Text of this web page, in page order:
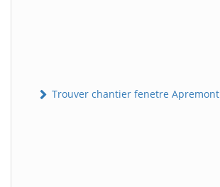
Trouver chantier fenetre Apremont